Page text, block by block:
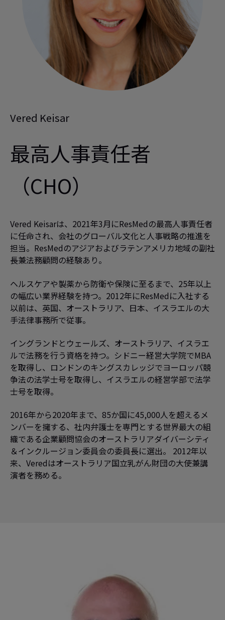
Vered Keisar
最高人事責任者
（CHO）
Vered Keisarは、2021年3月にResMedの最高人事責任者
に任命され、会社のグローバル文化と人事戦略の推進を
担当。ResMedのアジアおよびラテンアメリカ地域の副社
長兼法務顧問の経験あり。
ヘルスケアや製薬から防衛や保険に至るまで、25年以上
の幅広い業界経験を持つ。2012年にResMedに入社する
以前は、英国、オーストラリア、日本、イスラエルの大
手法律事務所で従事。
イングランドとウェールズ、オーストラリア、イスラエ
ルで法務を行う資格を持つ。シドニー経営大学院でMBA
を取得し、ロンドンのキングスカレッジでヨーロッパ競
争法の法学士号を取得し、イスラエルの経営学部で法学
士号を取得。
2016年から2020年まで、85か国に45,000人を超えるメ
ンバーを擁する、社内弁護士を専門とする世界最大の組
織である企業顧問協会のオーストラリアダイバーシティ
＆インクルージョン委員会の委員長に選出。 2012年以
来、Veredはオーストラリア国立乳がん財団の大使兼講
演者を務める。